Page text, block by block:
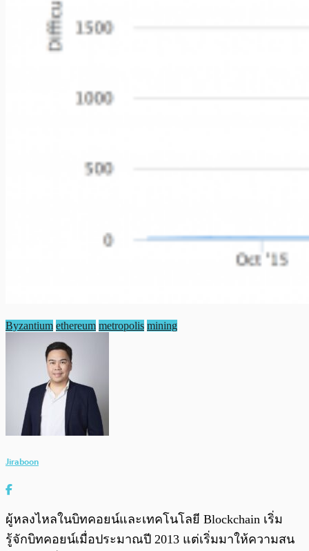
Byzantium ethereum metropolis mining
Jiraboon
ผู้หลงไหลในบิทคอยน์และเทคโนโลยี Blockchain เริ่ม
รู้จักบิทคอยน์เมื่อประมาณปี 2013 แต่เริ่มมาให้ความสน